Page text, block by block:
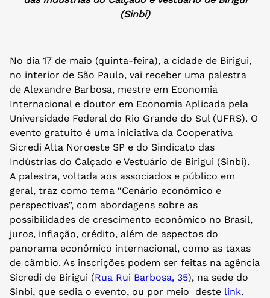
(Sinbi)
No dia 17 de maio (quinta-feira), a cidade de Birigui,
no interior de São Paulo, vai receber uma palestra
de Alexandre Barbosa, mestre em Economia
Internacional e doutor em Economia Aplicada pela
Universidade Federal do Rio Grande do Sul (UFRS). O
evento gratuito é uma iniciativa da Cooperativa
Sicredi Alta Noroeste SP e do Sindicato das
Indústrias do Calçado e Vestuário de Birigui (Sinbi).
A palestra, voltada aos associados e público em
geral, traz como tema “Cenário econômico e
perspectivas”, com abordagens sobre as
possibilidades de crescimento econômico no Brasil,
juros, inflação, crédito, além de aspectos do
panorama econômico internacional, como as taxas
de câmbio. As inscrições podem ser feitas na agência
Sicredi de Birigui (Rua Rui Barbosa, 35), na sede do
Sinbi, que sedia o evento, ou por meio deste link.